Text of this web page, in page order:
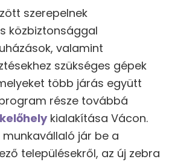
szerepelnek
közbiztonsággal
valamint
szükséges gépek
több járás együtt
része továbbá
kialakítása Vácon.
munkavállaló jár be a
településekről, az új zebra